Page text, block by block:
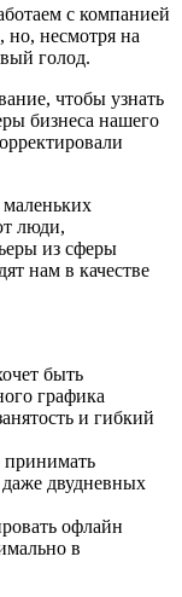
с компанией
но, несмотря на
голод.
чтобы узнать
бизнеса нашего
люди,
из сферы
нам в качестве
быть
графика
и гибкий
принимать
даже двудневных
офлайн
в